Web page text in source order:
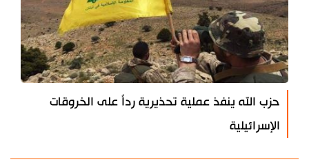
حزب الله ينفذ عملية تحذيرية رداً على الخروقات
الإسرائيلية